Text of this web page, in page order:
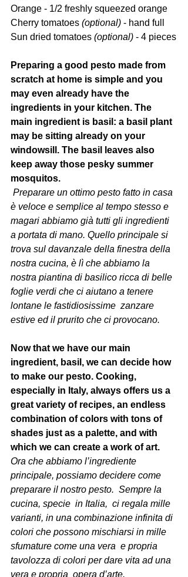
Orange - 1/2 freshly squeezed orange
Cherry tomatoes (optional) - hand full
Sun dried tomatoes (optional) - 4 pieces
Preparing a good pesto made from
scratch at home is simple and you
may even already have the
ingredients in your kitchen. The
main ingredient is basil: a basil plant
may be sitting already on your
windowsill. The basil leaves also
keep away those pesky summer
mosquitos.
è veloce e semplice al tempo stesso e
magari abbiamo già tutti gli ingredienti
a portata di mano. Quello principale si
trova sul davanzale della finestra della
nostra cucina, è lì che abbiamo la
nostra piantina di basilico ricca di belle
foglie verdi che ci aiutano a tenere
lontane le fastidiosissime  zanzare
estive ed il prurito che ci provocano.
Now that we have our main
ingredient, basil, we can decide how
to make our pesto. Cooking,
especially in Italy, always offers us a
great variety of recipes, an endless
combination of colors with tons of
shades just as a palette, and with
which we can create a work of art.
Ora che abbiamo l’ingrediente
principale, possiamo decidere come
preparare il nostro pesto.  Sempre la
cucina, specie  in Italia,  ci regala mille
varianti, in una combinazione infinita di
colori che possono mischiarsi in mille
sfumature come una vera  e propria
tavolozza di colori per dare vita ad una
vera e propria  opera d’arte.